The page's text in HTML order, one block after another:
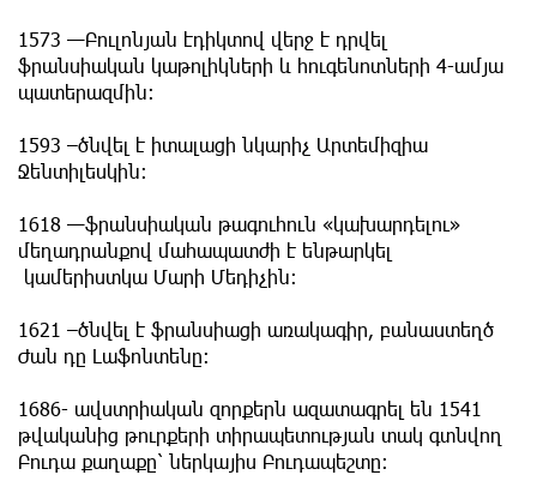
1573 —Բուլոնյան էդիկտով վերջ է դրվել
ֆրանսիական կաթոլիկների և հուգենոտների 4-ամյա
պատերազմին։
1593 –ծնվել է իտալացի նկարիչ Արտեմիզիա
Ջենտիլեսկին:
1618 —ֆրանսիական թագուհուն «կախարդելու»
մեղադրանքով մահապատժի է ենթարկել
կամերիստկա Մարի Մեդիչին։
1621 –ծնվել է ֆրանսիացի առակագիր, բանաստեղծ
Ժան դը Լաֆոնտենը:
1686- ավստրիական զորքերն ազատագրել են 1541
թվականից թուրքերի տիրապետության տակ գտնվող
Բուդա քաղաքը՝ ներկայիս Բուդապեշտը։